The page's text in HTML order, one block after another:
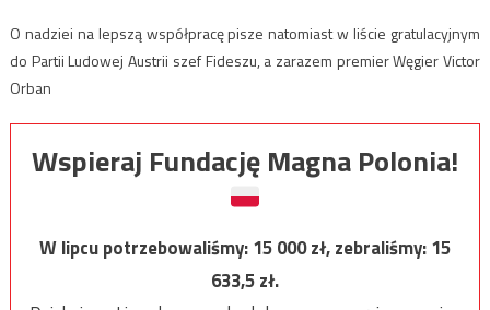
O nadziei na lepszą współpracę pisze natomiast w liście gratulacyjnym
do Partii Ludowej Austrii szef Fideszu, a zarazem premier Węgier Victor
Orban
Wspieraj Fundację Magna Polonia!
W lipcu potrzebowaliśmy:15 000zł, zebraliśmy:15
633,5zł.